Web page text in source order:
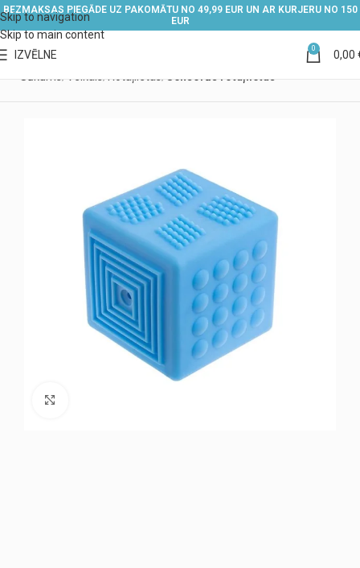
Skip to navigation
Skip to main content
BEZMAKSAS PIEGĀDE UZ PAKOMĀTU NO 49,99 EUR UN AR KURJERU NO 150
EUR
IZVĒLNE 0 0,00